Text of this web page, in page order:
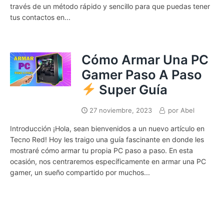
través de un método rápido y sencillo para que puedas tener
tus contactos en...
Cómo Armar Una PC
Gamer Paso A Paso
Super Guía
27 noviembre, 2023 por Abel
Introducción ¡Hola, sean bienvenidos a un nuevo artículo en
Tecno Red! Hoy les traigo una guía fascinante en donde les
mostraré cómo armar tu propia PC paso a paso. En esta
ocasión, nos centraremos específicamente en armar una PC
gamer, un sueño compartido por muchos...